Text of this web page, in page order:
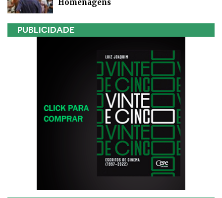
Homenagens
PUBLICIDADE